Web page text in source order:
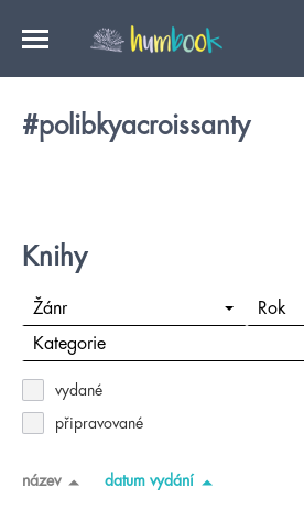
#polibkyacroissanty
Knihy
Žánr Rok
Kategorie
vydané
připravované
název datum vydání